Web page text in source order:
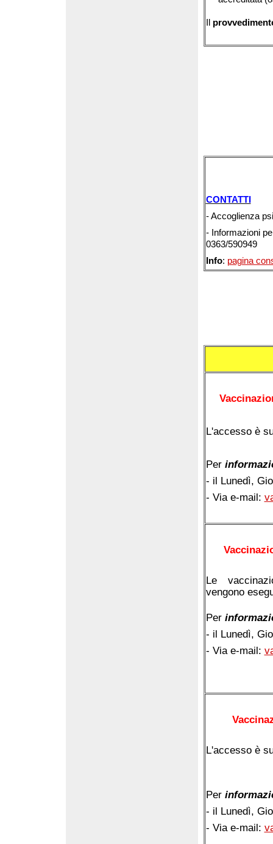
CONTATTI
- Accoglienza
- Informazioni
0363/590949
Info: pagina
L'accesso è
Per
- il Lunedì,
- Via e-mail:
Le
vengono
Per
- il Lunedì,
- Via e-mail:
L'accesso è
Per
- il Lunedì,
- Via e-mail: